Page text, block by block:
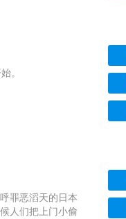
。
罪恶滔天的日本
人们把上门小偷